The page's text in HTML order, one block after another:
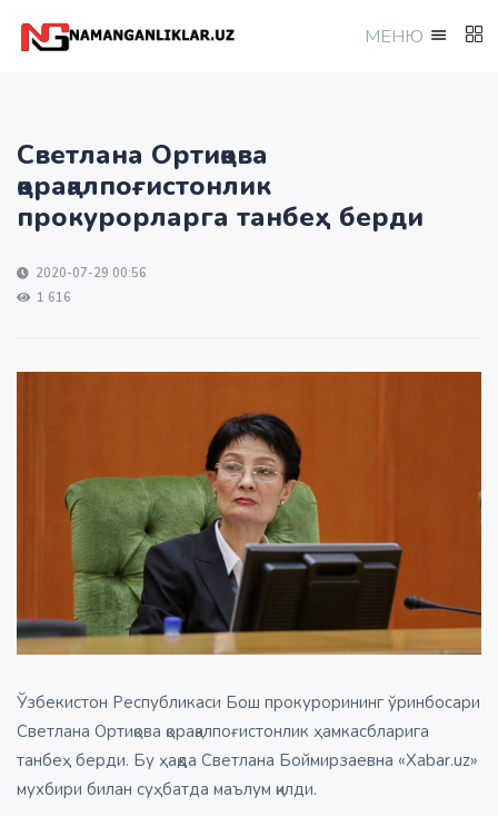
МEНЮ
Светлана Ортиқова
қорақалпоғистонлик
прокурорларга танбеҳ берди
2020-07-29 00:56
1 616
Ўзбекистон Республикаси Бош прокурорининг ўринбосари
Светлана Ортиқова қорақалпоғистонлик ҳамкасбларига
танбеҳ берди. Бу ҳақда Светлана Боймирзаевна «Xabar.uz»
мухбири билан суҳбатда маълум қилди.